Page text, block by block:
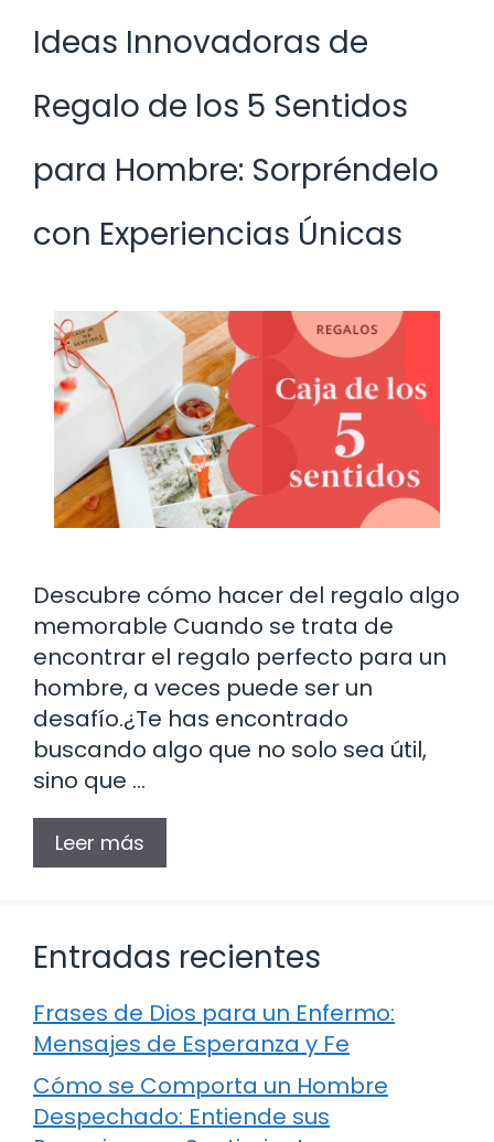
Ideas Innovadoras de
Regalo de los 5 Sentidos
para Hombre: Sorpréndelo
con Experiencias Únicas
Descubre cómo hacer del regalo algo
memorable Cuando se trata de
encontrar el regalo perfecto para un
hombre, a veces puede ser un
desafío.¿Te has encontrado
buscando algo que no solo sea útil,
sino que …
Leer más
Entradas recientes
Frases de Dios para un Enfermo:
Mensajes de Esperanza y Fe
Cómo se Comporta un Hombre
Despechado: Entiende sus